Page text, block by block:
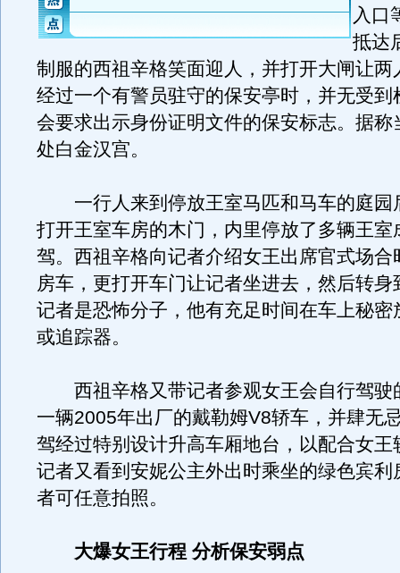
入口
抵达
制服的西祖辛格笑面迎人，并打开大闸让两
经过一个有警员驻守的保安亭时，并无受到
会要求出示身份证明文件的保安标志。据称
处白金汉宫。
一行人来到停放王室马匹和马车的庭园
打开王室车房的木门，内里停放了多辆王室
驾。西祖辛格向记者介绍女王出席官式场合
房车，更打开车门让记者坐进去，然后转身
记者是恐怖分子，他有充足时间在车上秘密
或追踪器。
西祖辛格又带记者参观女王会自行驾驶
一辆2005年出厂的戴勒姆V8轿车，并肆无
驾经过特别设计升高车厢地台，以配合女王
记者又看到安妮公主外出时乘坐的绿色宾利
者可任意拍照。
大爆女王行程 分析保安弱点